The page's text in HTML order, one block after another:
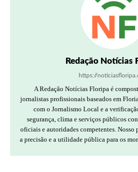
Redação Notícias
https://
A Redação Notícias Floripa é
jornalistas profissionais baseados em
com o Jornalismo Local e a
segurança, clima e serviços públicos
oficiais e autoridades competentes.
a precisão e a utilidade pública para os